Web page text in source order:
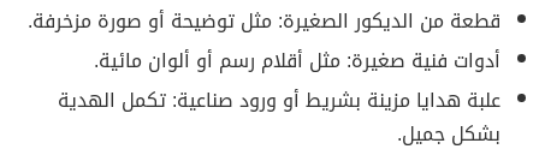
قطعة من الديكور الصغيرة: مثل توضيحة أو صورة مزخرفة.
أدوات فنية صغيرة: مثل أقلام رسم أو ألوان مائية.
علبة هدايا مزينة بشريط أو ورود صناعية: تكمل الهدية
بشكل جميل.